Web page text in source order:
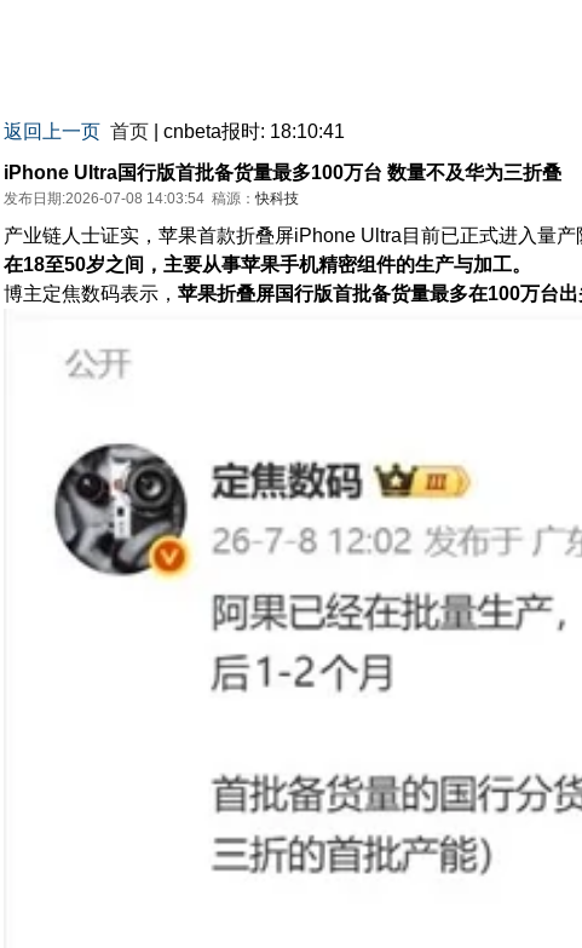
返回上一页 首页 | cnbeta报时: 18:10:41
iPhone Ultra国行版首批备货量最多100万台 数量不及华为三折叠
发布日期:2026-07-08 14:03:54 稿源：快科技
产业链人士证实，苹果首款折叠屏iPhone Ultra目前已正式进入量
在18至50岁之间，主要从事苹果手机精密组件的生产与加工。
博主定焦数码表示， 苹果折叠屏国行版首批备货量最多在100万台